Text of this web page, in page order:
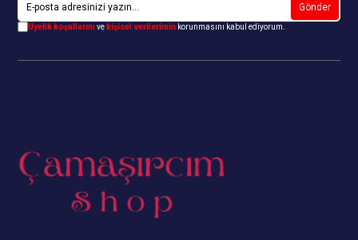
Gönder
Üyelik koşullarınıve kişisel verilerimin korunmasını kabul ediyorum.